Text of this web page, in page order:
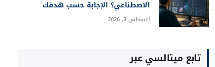
الاصطناعي؟ الإجابة حسب هدفك
أغسطس 3, 2026
تابع ميتالسي عبر